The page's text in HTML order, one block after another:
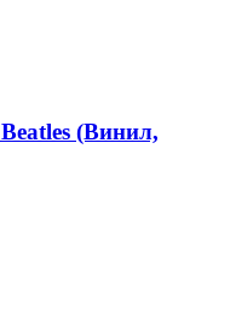
(Винил,